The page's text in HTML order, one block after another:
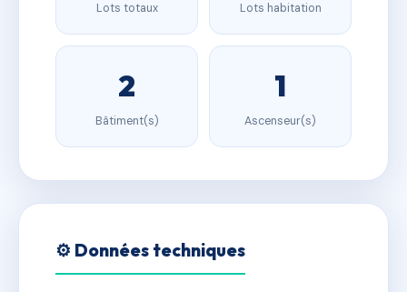
Lots totaux Lots habitation
2
Bâtiment(s)
1
Ascenseur(s)
⚙️ Données techniques